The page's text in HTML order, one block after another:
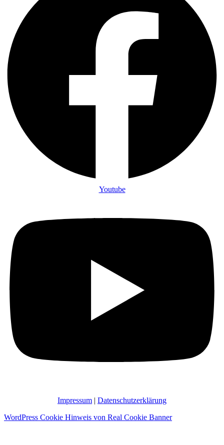
Youtube
Impressum | Datenschutzerklärung
WordPress Cookie Hinweis von Real Cookie Banner